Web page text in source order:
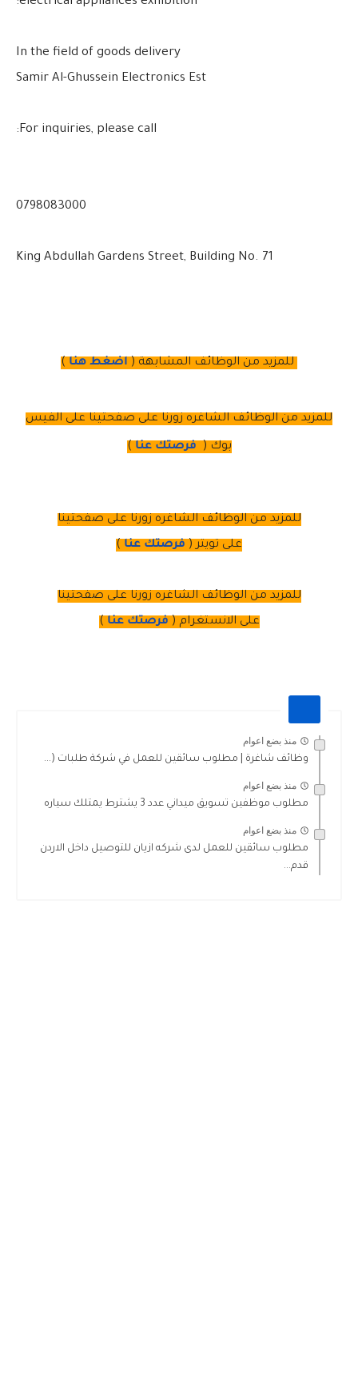
In the field of goods delivery
Samir Al-Ghussein Electronics Est
For inquiries, please call:
0798083000
King Abdullah Gardens Street, Building No. 71
للمزيد من الوظائف المشابهة ( اضغط هنا )
للمزيد من الوظائف الشاغره زورنا على صفحتينا على الفيس
بوك ( فرصتك عنا )
للمزيد من الوظائف الشاغره زورنا على صفحتينا
على تويتر( فرصتك عنا )
للمزيد من الوظائف الشاغره زورنا على صفحتينا
على الانستغرام ( فرصتك عنا )
منذ بضع اعوام
وظائف شاغرة | مطلوب سائقين للعمل في شركة طلبات (...
منذ بضع اعوام
مطلوب موظفين تسويق ميداني عدد 3 يشترط يمتلك سياره
منذ بضع اعوام
مطلوب سائقين للعمل لدى شركه ازيان للتوصيل داخل الاردن
قدم...